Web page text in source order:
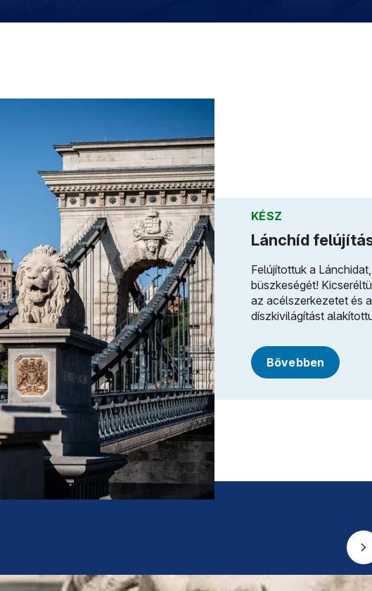
KÉSZ
Lánchíd
Felújítottuk a
büszkeségét!
az acélszerkezetet és
díszkivilágítást
Bővebben